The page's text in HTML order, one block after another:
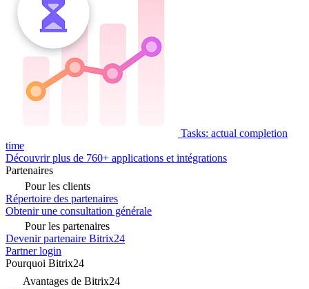
Tasks: actual completion
time
Découvrir plus de 760+ applications et intégrations
Partenaires
Pour les clients
Répertoire des partenaires
Obtenir une consultation générale
Pour les partenaires
Devenir partenaire Bitrix24
Partner login
Pourquoi Bitrix24
Avantages de Bitrix24